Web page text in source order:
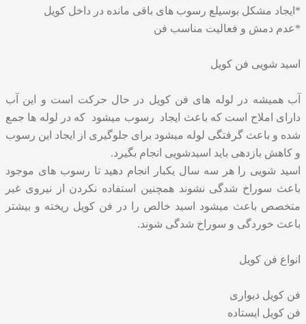
*ایجاد مشکل بوسیلع رسوب های باقی مانده در داخل کویل
*عدم دمش و فعالیت مناسب فن
اسید شویی فن کویل
آب همیشه در لوله های فن کویل در حال حرکت است و این آب
دارای املاح است که باعث ایجاد رسوب میشود که در لوله ها جمع
شده و باعث گرفتگی لوله میشود برای جلوگیری از ایجاد این رسوب
و کاهش بازدهی باید اسیدشویی انجام بگیرد.
اسید شویی را هر سه سال یکبار انجام دهید تا رسوب های موجود
باعث سوراخ شدگی نشوند همچنین استفاده نکردن از نیروی غیر
متخصص باعث میشود اسید خالص را در فن کویل ریخته و بیشتر
باعث خوردگی و سوراخ شدگی شوند.
انواع فن کویل
فن کویل دیواری
فن کویل ایستاده